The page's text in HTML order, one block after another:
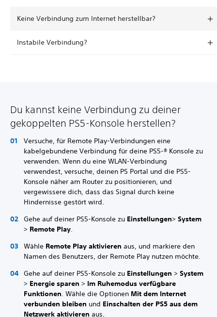
Keine Verbindung zum Internet herstellbar?
Instabile Verbindung?
Du kannst keine Verbindung zu deiner
gekoppelten PS5-Konsole herstellen?
Versuche, für Remote Play-Verbindungen eine
kabelgebundene Verbindung für deine PS5-® Konsole zu
verwenden. Wenn du eine WLAN-Verbindung
verwendest, versuche, deinen PS Portal und die PS5-
Konsole näher am Router zu positionieren, und
vergewissere dich, dass das Signal durch keine
Hindernisse gestört wird.
Gehe auf deiner PS5-Konsole zu Einstellungen> System
> Remote Play.
Wähle Remote Play aktivieren aus, und markiere den
Namen des Benutzers, der Remote Play nutzen möchte.
Gehe auf deiner PS5-Konsole zu Einstellungen > System
> Energie sparen > Im Ruhemodus verfügbare
Funktionen. Wähle die Optionen Mit dem Internet
verbunden bleiben und Einschalten der PS5 aus dem
Netzwerk aktivieren aus.